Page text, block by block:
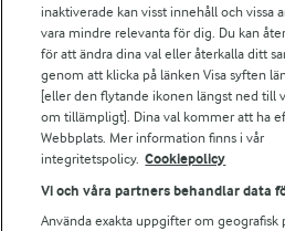
Arla.com
Falbygdens Ost
Arla webbshop
Bildbank
Följ oss
inaktiverade kan visst innehåll och vissa
vara mindre relevanta för dig. Du kan
för att ändra dina val eller återkalla ditt
genom att klicka på länken Visa syften
[eller den flytande ikonen längst ned till
om tillämpligt]. Dina val kommer att ha
Webbplats. Mer information finns i vår
integritetspolicy. Cookiepolicy
Vi och våra partners behandlar data
Använda exakta uppgifter om geografisk